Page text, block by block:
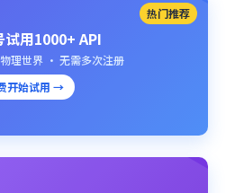
热门推荐
试用1000+ API
理世界 · 无需多次注册
开始试用 →